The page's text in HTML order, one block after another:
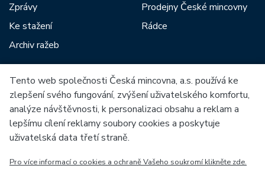
Zprávy
Ke stažení
Archiv ražeb
Prodejny České mincovny
Rádce
Mezi naše partnery patří:
Evropská unie
Tento web společnosti Česká mincovna, a.s. používá ke
zlepšení svého fungování, zvýšení uživatelského komfortu,
analýze návštěvnosti, k personalizaci obsahu a reklam a
lepšímu cílení reklamy soubory cookies a poskytuje
uživatelská data třetí straně.
Pro více informací o cookies a ochraně Vašeho soukromí klikněte zde.